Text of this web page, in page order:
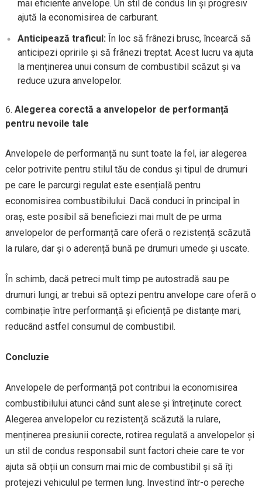
mai eficiente anvelope. Un stil de condus lin și progresiv
ajută la economisirea de carburant.
Anticipează traficul: În loc să frânezi brusc, încearcă să
anticipezi opririle și să frânezi treptat. Acest lucru va ajuta
la menținerea unui consum de combustibil scăzut și va
reduce uzura anvelopelor.
Alegerea corectă a anvelopelor de performanță
pentru nevoile tale
Anvelopele de performanță nu sunt toate la fel, iar alegerea
celor potrivite pentru stilul tău de condus și tipul de drumuri
pe care le parcurgi regulat este esențială pentru
economisirea combustibilului. Dacă conduci în principal în
oraș, este posibil să beneficiezi mai mult de pe urma
anvelopelor de performanță care oferă o rezistență scăzută
la rulare, dar și o aderență bună pe drumuri umede și uscate.
În schimb, dacă petreci mult timp pe autostradă sau pe
drumuri lungi, ar trebui să optezi pentru anvelope care oferă o
combinație între performanță și eficiență pe distanțe mari,
reducând astfel consumul de combustibil.
Concluzie
Anvelopele de performanță pot contribui la economisirea
combustibilului atunci când sunt alese și întreținute corect.
Alegerea anvelopelor cu rezistență scăzută la rulare,
menținerea presiunii corecte, rotirea regulată a anvelopelor și
un stil de condus responsabil sunt factori cheie care te vor
ajuta să obții un consum mai mic de combustibil și să îți
protejezi vehiculul pe termen lung. Investind într-o pereche